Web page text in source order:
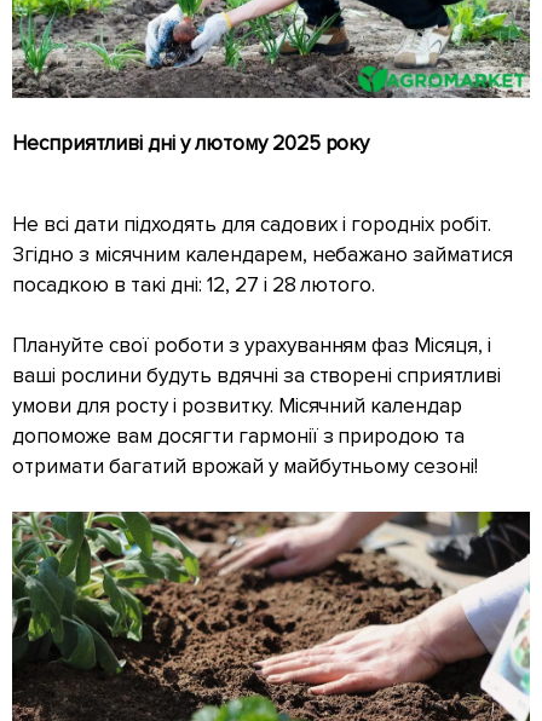
Несприятливі дні у лютому 2025 року
Не всі дати підходять для садових і городніх робіт.
Згідно з місячним календарем, небажано займатися
посадкою в такі дні: 12, 27 і 28 лютого.
Плануйте свої роботи з урахуванням фаз Місяця, і
ваші рослини будуть вдячні за створені сприятливі
умови для росту і розвитку. Місячний календар
допоможе вам досягти гармонії з природою та
отримати багатий врожай у майбутньому сезоні!